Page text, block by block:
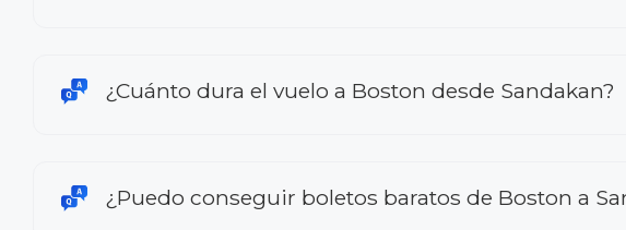
¿Cuánto dura el vuelo a Boston desde Sandakan?
¿Puedo conseguir boletos baratos de Boston a